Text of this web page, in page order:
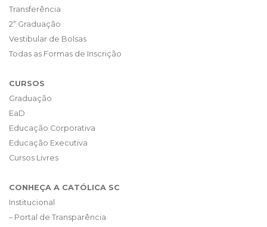
Transferência
2ª Graduação
Vestibular de Bolsas
Todas as Formas de Inscrição
CURSOS
Graduação
EaD
Educação Corporativa
Educação Executiva
Cursos Livres
CONHEÇA A CATÓLICA SC
Institucional
– Portal de Transparência